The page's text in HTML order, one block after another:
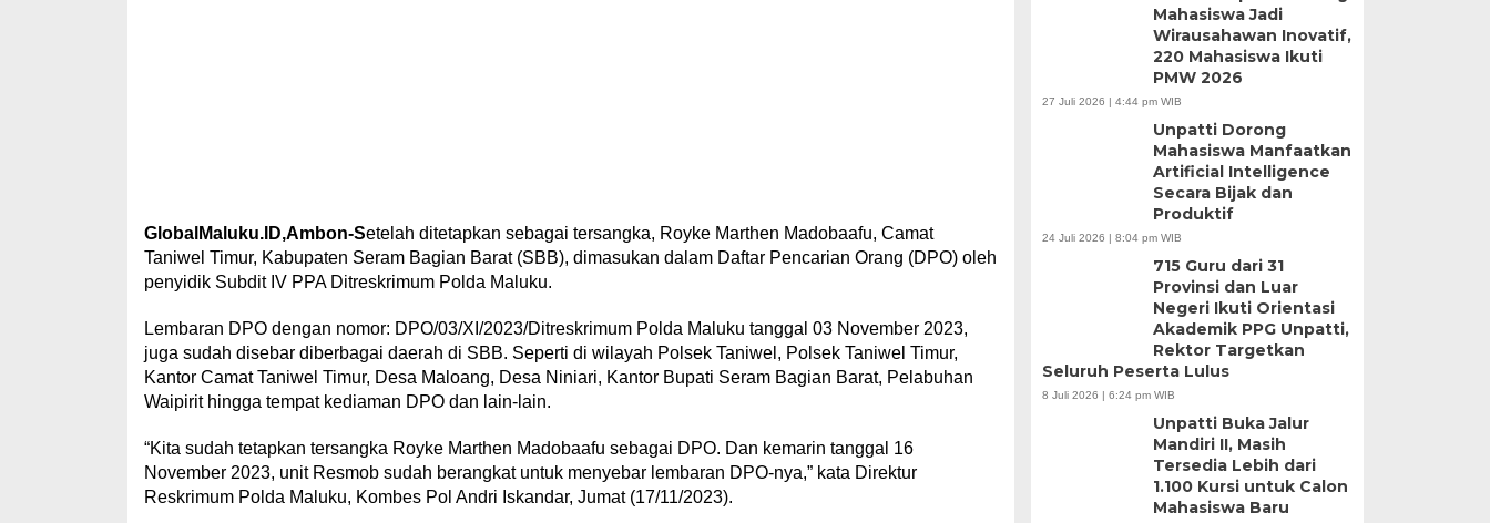
GlobalMaluku.ID,Ambon-Setelah ditetapkan sebagai tersangka, Royke Marthen Madobaafu, Camat
Taniwel Timur, Kabupaten Seram Bagian Barat (SBB), dimasukan dalam Daftar Pencarian Orang (DPO) oleh
penyidik Subdit IV PPA Ditreskrimum Polda Maluku.
Lembaran DPO dengan nomor: DPO/03/XI/2023/Ditreskrimum Polda Maluku tanggal 03 November 2023,
juga sudah disebar diberbagai daerah di SBB. Seperti di wilayah Polsek Taniwel, Polsek Taniwel Timur,
Kantor Camat Taniwel Timur, Desa Maloang, Desa Niniari, Kantor Bupati Seram Bagian Barat, Pelabuhan
Waipirit hingga tempat kediaman DPO dan lain-lain.
“Kita sudah tetapkan tersangka Royke Marthen Madobaafu sebagai DPO. Dan kemarin tanggal 16
November 2023, unit Resmob sudah berangkat untuk menyebar lembaran DPO-nya,” kata Direktur
Reskrimum Polda Maluku, Kombes Pol Andri Iskandar, Jumat (17/11/2023).
Mahasiswa Jadi
Wirausahawan Inovatif,
220 Mahasiswa Ikuti
PMW 2026
27 Juli 2026 | 4:44 pm WIB
Unpatti Dorong
Mahasiswa Manfaatkan
Artificial Intelligence
Secara Bijak dan
Produktif
24 Juli 2026 | 8:04 pm WIB
715 Guru dari 31
Provinsi dan Luar
Negeri Ikuti Orientasi
Akademik PPG Unpatti,
Rektor Targetkan
Seluruh Peserta Lulus
8 Juli 2026 | 6:24 pm WIB
Unpatti Buka Jalur
Mandiri II, Masih
Tersedia Lebih dari
1.100 Kursi untuk Calon
Mahasiswa Baru